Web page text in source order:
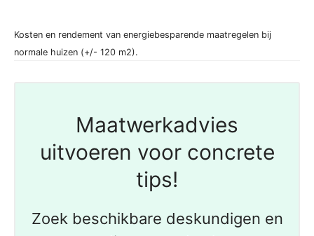
Kosten en rendement van energiebesparende maatregelen bij
normale huizen (+/- 120 m2).
Maatwerkadvies
uitvoeren voor concrete
tips!
Zoek beschikbare deskundigen en